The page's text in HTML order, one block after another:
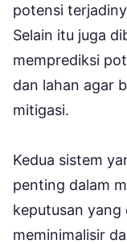
potensi
Selain itu juga
memprediksi
dan lahan agar
mitigasi.
Kedua sistem
penting dalam
keputusan
meminimalisir